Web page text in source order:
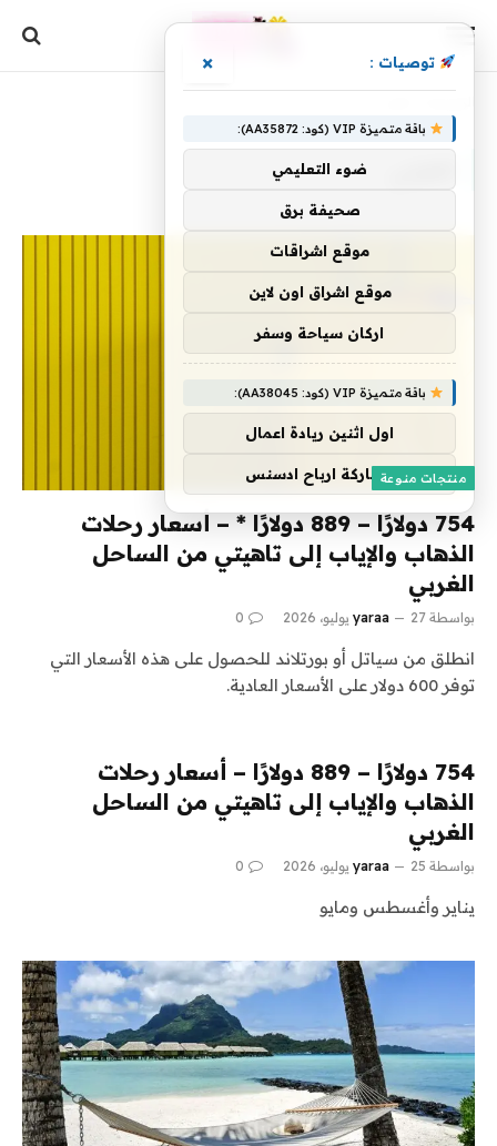
منتجات منوعة
754 دولارًا – 889 دولارًا * – أسعار رحلات
الذهاب والإياب إلى تاهيتي من الساحل
الغربي
بواسطة yaraa 27 يوليو، 2026 0
انطلق من سياتل أو بورتلاند للحصول على هذه الأسعار التي
توفر 600 دولار على الأسعار العادية.
754 دولارًا – 889 دولارًا – أسعار رحلات
الذهاب والإياب إلى تاهيتي من الساحل
الغربي
بواسطة yaraa 25 يوليو، 2026 0
يناير وأغسطس ومايو
توصيات : ×
باقة متميزة VIP (كود: AA35872):
ضوء التعليمي
صحيفة برق
موقع اشراقات
موقع اشراق اون لاين
اركان سياحة وسفر
باقة متميزة VIP (كود: AA38045):
اول اثنين ريادة اعمال
مشاركة ارباح ادسنس